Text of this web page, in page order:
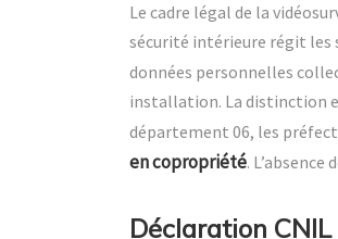
Le cadre légal de la
sécurité intérieure régit les
données personnelles
installation. La distinction
département 06, les
en copropriété.
Déclaration